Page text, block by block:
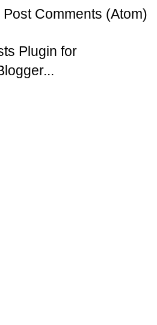
Post Comments (Atom)